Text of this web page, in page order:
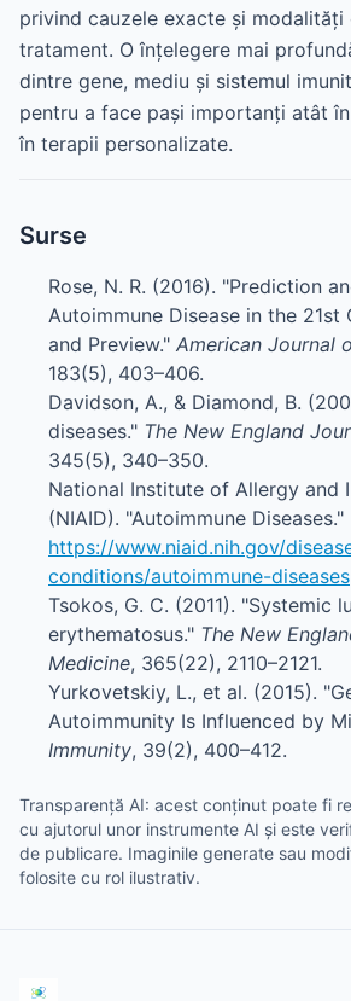
privind cauzele exacte și modalități
tratament. O înțelegere mai
dintre gene, mediu și sistemul
pentru a face pași importanți atât
în terapii personalizate.
Surse
Rose, N. R. (2016). "Prediction
Autoimmune Disease in the 21st
and Preview." American Journal
183(5), 403–406.
Davidson, A., & Diamond, B.
diseases." The New England
345(5), 340–350.
National Institute of Allergy and
(NIAID). "Autoimmune Diseases."
https://www.niaid.nih.gov/
conditions/autoimmune-diseases
Tsokos, G. C. (2011). "Systemic
erythematosus." The New
Medicine, 365(22), 2110–2121.
Yurkovetskiy, L., et al. (2015).
Autoimmunity Is Influenced by
Immunity, 39(2), 400–412.
Transparență AI: acest conținut poate fi
cu ajutorul unor instrumente AI și este
de publicare. Imaginile generate sau
folosite cu rol ilustrativ.